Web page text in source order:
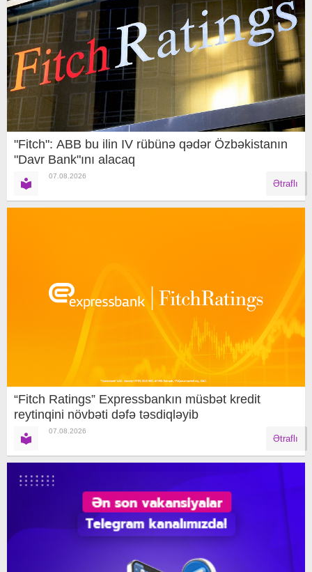
"Fitch": ABB bu ilin IV rübünə qədər Özbəkistanın
"Davr Bank"ını alacaq
07.08.2026
Ətraflı
“Fitch Ratings” Expressbankın müsbət kredit
reytinqini növbəti dəfə təsdiqləyib
07.08.2026
Ətraflı